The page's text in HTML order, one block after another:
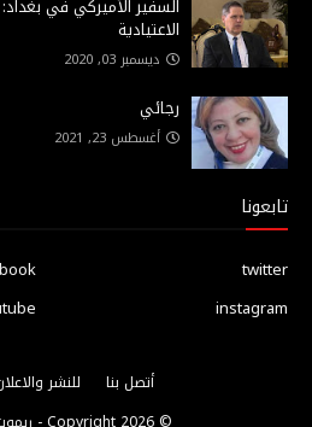
السفير الأميركي في
الاعتيادية
ديسمبر 03, 2020
رجائي
أغسطس 23, 2021
تابعونا
twitter
instagram
أتصل بنا للنشر